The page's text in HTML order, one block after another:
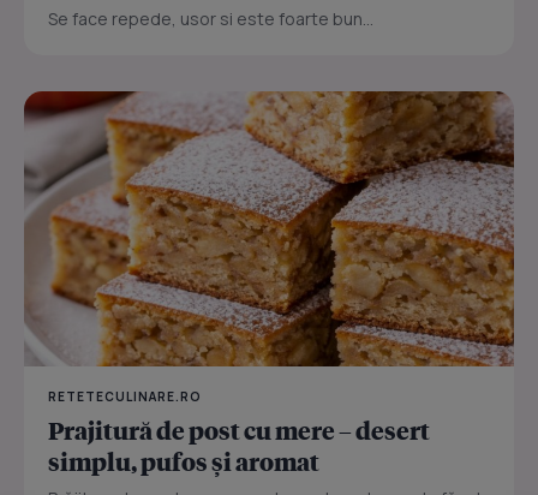
Se face repede, usor si este foarte bun...
RETETECULINARE.RO
Prajitură de post cu mere – desert
simplu, pufos și aromat